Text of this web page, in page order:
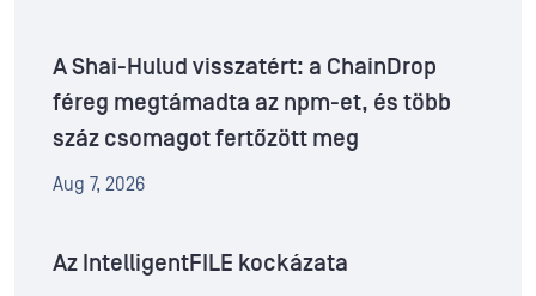
A Shai-Hulud visszatért: a ChainDrop
féreg megtámadta az npm-et, és több
száz csomagot fertőzött meg
Aug 7, 2026
Az IntelligentFILE kockázata